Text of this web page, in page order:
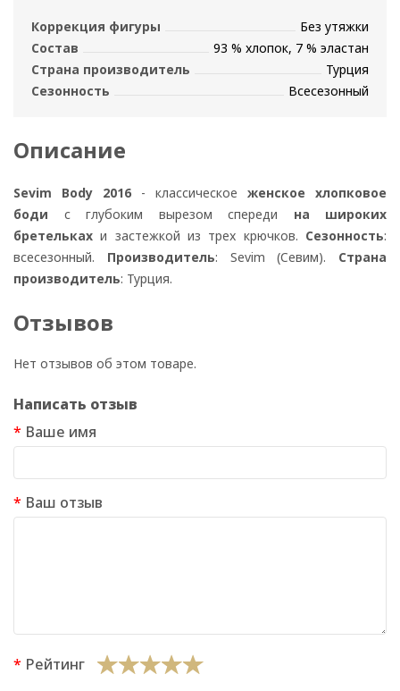
Коррекция фигуры
Без утяжки
Состав
93 % хлопок, 7 % эластан
Страна производитель
Турция
Сезонность
Всесезонный
Описание
Sevim Body 2016 - классическое женское хлопковое
боди с глубоким вырезом спереди на широких
бретельках и застежкой из трех крючков. Сезонность:
всесезонный. Производитель: Sevim (Севим). Страна
производитель: Турция.
Отзывов
Нет отзывов об этом товаре.
Написать отзыв
Ваше имя
Ваш отзыв
Рейтинг